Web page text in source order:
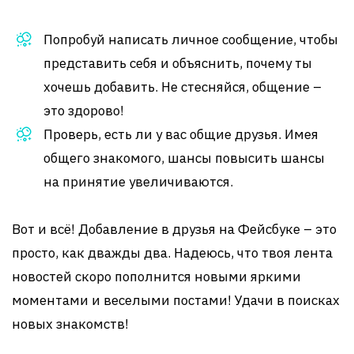
Попробуй написать личное сообщение, чтобы
представить себя и объяснить, почему ты
хочешь добавить. Не стесняйся, общение –
это здорово!
Проверь, есть ли у вас общие друзья. Имея
общего знакомого, шансы повысить шансы
на принятие увеличиваются.
Вот и всё! Добавление в друзья на Фейсбуке – это
просто, как дважды два. Надеюсь, что твоя лента
новостей скоро пополнится новыми яркими
моментами и веселыми постами! Удачи в поисках
новых знакомств!